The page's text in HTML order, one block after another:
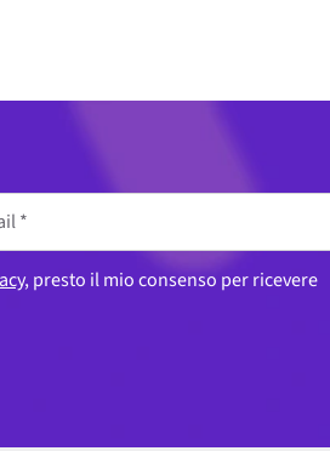
, presto il mio consenso per ricevere